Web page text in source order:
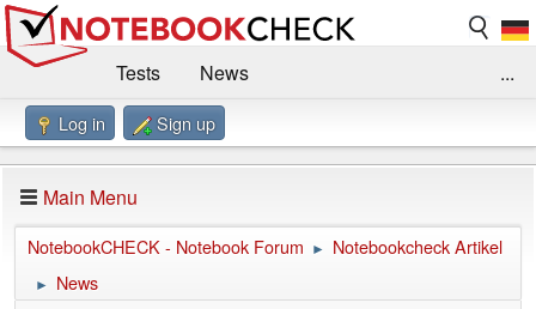
Tests
News
Benchmarks / Technik
Forum
Impressum
...
Log in Sign up
Main Menu
NotebookCHECK - Notebook Forum ► Notebookcheck Artikel
► News